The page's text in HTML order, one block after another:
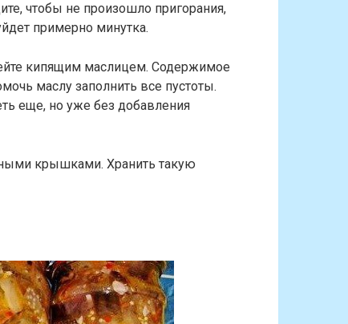
чтобы не произошло пригорания,
примерно минутка.
кипящим маслицем. Содержимое
маслу заполнить все пустоты.
еще, но уже без добавления
крышками. Хранить такую